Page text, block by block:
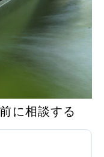
に相談する